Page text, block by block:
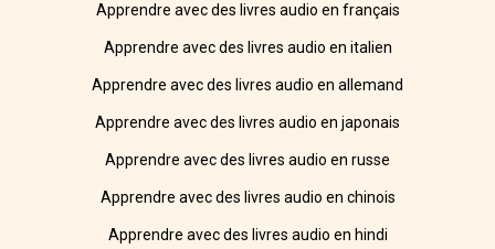
Apprendre avec des livres audio en français
Apprendre avec des livres audio en italien
Apprendre avec des livres audio en allemand
Apprendre avec des livres audio en japonais
Apprendre avec des livres audio en russe
Apprendre avec des livres audio en chinois
Apprendre avec des livres audio en hindi